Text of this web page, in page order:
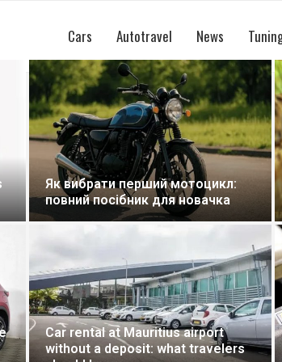
Cars Autotravel News
Етапи та правила завантаження
Counter Strike 1.6 (CS 1.6): що
важливо знати...
Літієве мастило PROFUSION
F145: інноваційний захист та
довговічність рухомих вузлів